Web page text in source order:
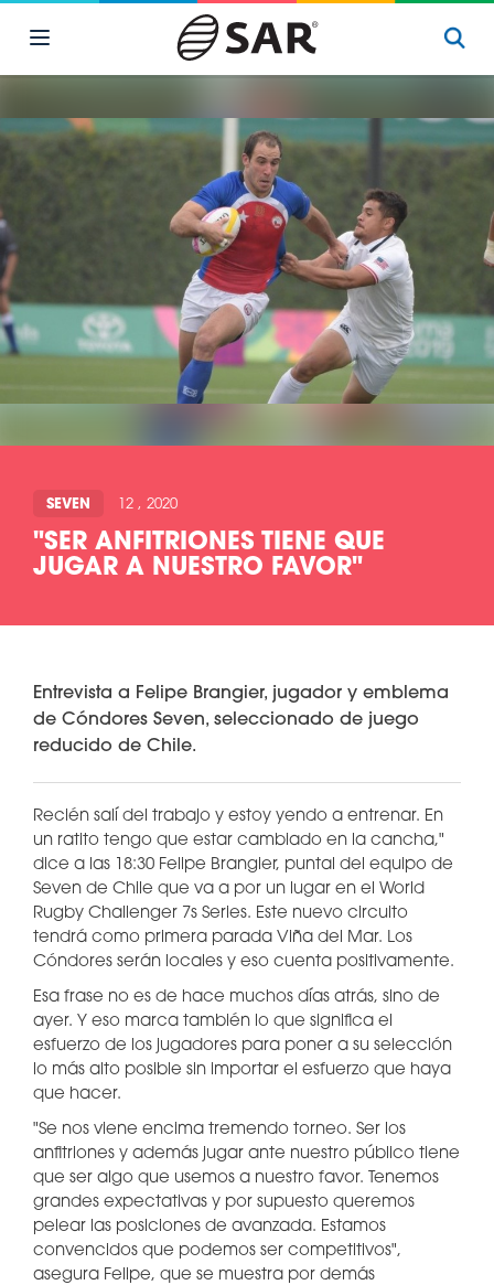
SEVEN 12 , 2020
"SER ANFITRIONES TIENE QUE
JUGAR A NUESTRO FAVOR"
Entrevista a Felipe Brangier, jugador y emblema
de Cóndores Seven, seleccionado de juego
reducido de Chile.
Recién salí del trabajo y estoy yendo a entrenar. En
un ratito tengo que estar cambiado en la cancha,"
dice a las 18:30 Felipe Brangier, puntal del equipo de
Seven de Chile que va a por un lugar en el World
Rugby Challenger 7s Series. Este nuevo circuito
tendrá como primera parada Viña del Mar. Los
Cóndores serán locales y eso cuenta positivamente.
Esa frase no es de hace muchos días atrás, sino de
ayer. Y eso marca también lo que significa el
esfuerzo de los jugadores para poner a su selección
lo más alto posible sin importar el esfuerzo que haya
que hacer.
"Se nos viene encima tremendo torneo. Ser los
anfitriones y además jugar ante nuestro público tiene
que ser algo que usemos a nuestro favor. Tenemos
grandes expectativas y por supuesto queremos
pelear las posiciones de avanzada. Estamos
convencidos que podemos ser competitivos",
asegura Felipe, que se muestra por demás